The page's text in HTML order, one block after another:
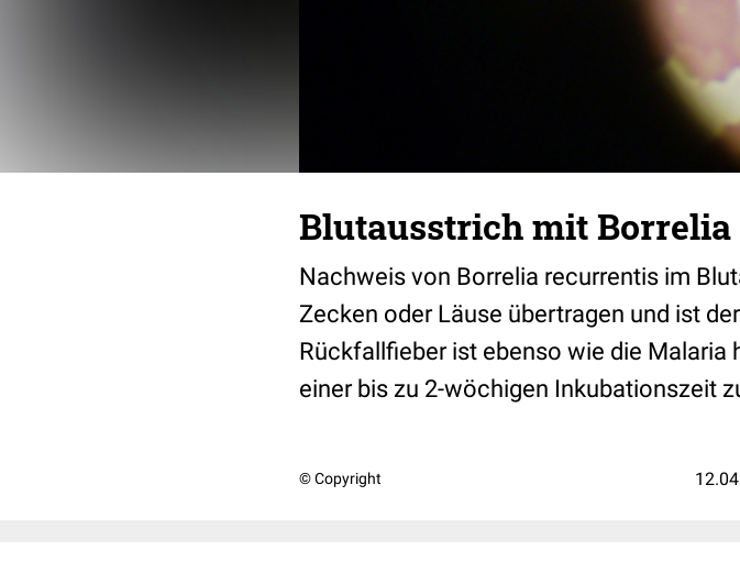
Blutausstrich mit
Nachweis von Borrelia recurrentis im
Zecken oder Läuse übertragen und ist
Rückfallfieber ist ebenso wie die Malaria
einer bis zu 2-wöchigen Inkubationszeit
© Copyright